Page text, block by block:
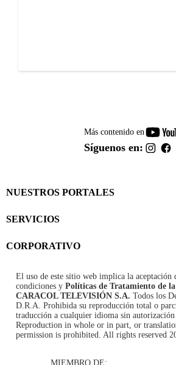
Más contenido en
Síguenos en:
NUESTROS PORTALES
SERVICIOS
CORPORATIVO
El uso de este sitio web implica la aceptación
condiciones y Políticas de Tratamiento de
CARACOL TELEVISIÓN S.A. Todos los
D.R.A. Prohibida su reproducción total o
traducción a cualquier idioma sin
Reproduction in whole or in part, or
permission is prohibited. All rights reserved
MIEMBRO DE: